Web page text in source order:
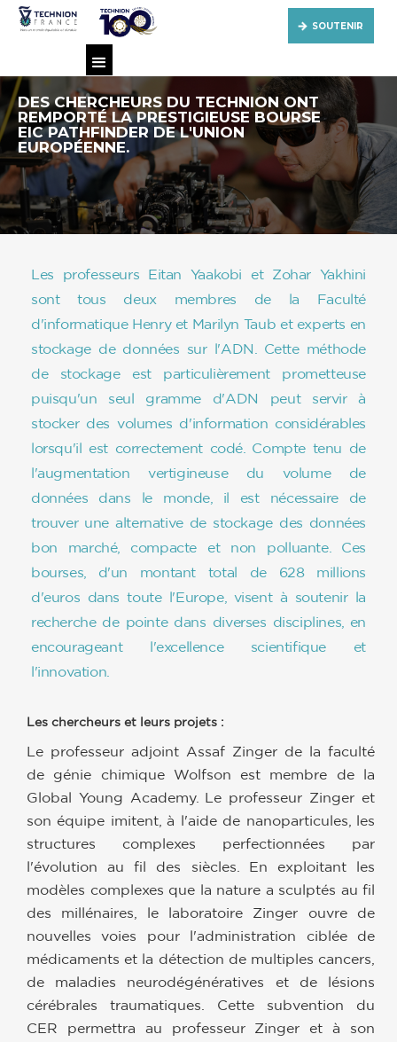
SOUTENIR
DES CHERCHEURS DU TECHNION ONT
REMPORTÉ LA PRESTIGIEUSE BOURSE
EIC PATHFINDER DE L'UNION
EUROPÉENNE.
Les professeurs Eitan Yaakobi et Zohar Yakhini
sont tous deux membres de la Faculté
d'informatique Henry et Marilyn Taub et experts en
stockage de données sur l'ADN. Cette méthode
de stockage est particulièrement prometteuse
puisqu'un seul gramme d'ADN peut servir à
stocker des volumes d'information considérables
lorsqu'il est correctement codé. Compte tenu de
l'augmentation vertigineuse du volume de
données dans le monde, il est nécessaire de
trouver une alternative de stockage des données
bon marché, compacte et non polluante. Ces
bourses, d'un montant total de 628 millions
d'euros dans toute l'Europe, visent à soutenir la
recherche de pointe dans diverses disciplines, en
encourageant l'excellence scientifique et
l'innovation.
Les chercheurs et leurs projets :
Le professeur adjoint Assaf Zinger de la faculté
de génie chimique Wolfson est membre de la
Global Young Academy. Le professeur Zinger et
son équipe imitent, à l'aide de nanoparticules, les
structures complexes perfectionnées par
l'évolution au fil des siècles. En exploitant les
modèles complexes que la nature a sculptés au fil
des millénaires, le laboratoire Zinger ouvre de
nouvelles voies pour l'administration ciblée de
médicaments et la détection de multiples cancers,
de maladies neurodégénératives et de lésions
cérébrales traumatiques. Cette subvention du
CER permettra au professeur Zinger et à son